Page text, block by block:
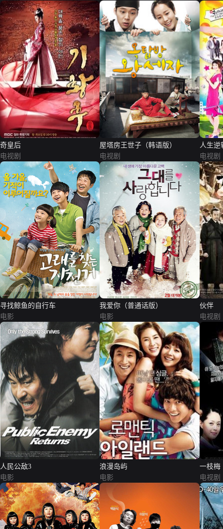
奇皇后
电视剧
屋塔房王世子（韩语版）
电视剧
人生逆
电视剧
寻找鲸鱼的自行车
电影
我爱你（普通话版）
电影
伙伴
电视剧
人民公敌3
电影
浪漫岛屿
电影
一枝梅
电视剧